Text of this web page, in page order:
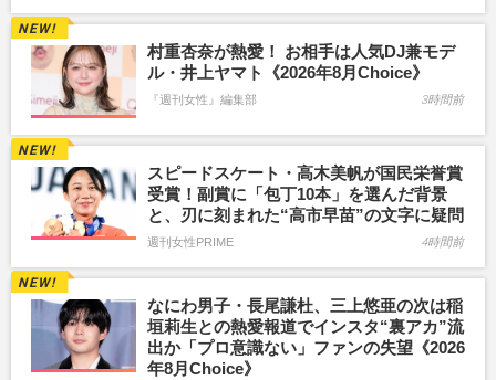
村重杏奈が熱愛！ お相手は人気DJ兼モデ
ル・井上ヤマト《2026年8月Choice》
『週刊女性』編集部 3時間前
スピードスケート・高木美帆が国民栄誉賞
受賞！副賞に「包丁10本」を選んだ背景
と、刃に刻まれた“高市早苗”の文字に疑問
週刊女性PRIME 4時間前
なにわ男子・長尾謙杜、三上悠亜の次は稲
垣莉生との熱愛報道でインスタ“裏アカ”流
出か「プロ意識ない」ファンの失望《2026
年8月Choice》